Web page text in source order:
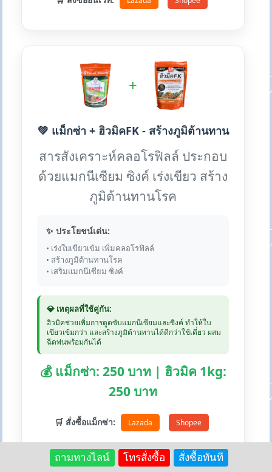
+
💚 แม็กซ่า + ฮิวมิคFK - สร้างภูมิต้านทาน
สารสังเคราะห์คลอโรฟิลล์ ประกอบ
ด้วยแมกนีเซียม ซิงค์ เร่งเขียว สร้าง
ภูมิต้านทานโรค
✨ ประโยชน์เด่น:
• เร่งใบเขียวเข้ม เพิ่มคลอโรฟิลล์
• สร้างภูมิต้านทานโรค
• เสริมแมกนีเซียม ซิงค์
💎 เหตุผลที่ใช้คู่กัน:
ฮิวมิคช่วยเพิ่มการดูดซับแมกนีเซียมและซิงค์ ทำให้ใบ
เขียวเข้มกว่า และสร้างภูมิต้านทานได้ดีกว่าใช้เดี่ยว ผสม
ฉีดพ่นพร้อมกันได้
💰 แม็กซ่า: 250 บาท | ฮิวมิค 1kg:
250 บาท
🛒 สั่งซื้อแม็กซ่า: Lazada Shopee
ถามทางไลน์ โทรสั่งซื้อ สั่งซื้อทันที